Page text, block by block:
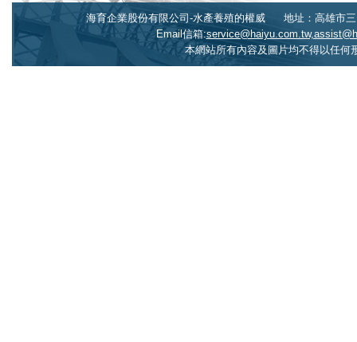
海育企業股份有限公司-水產養殖的權威
地址：高雄市
Email信箱:
本網站所有內容及圖片均不得以任何